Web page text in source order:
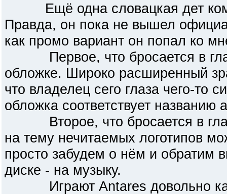
Ещё одна словацкая дет
Правда, он пока не вышел
как промо вариант он попал ко
Первое, что бросается в
обложке. Широко расширенный
что владелец сего глаза чего-то
обложка соответствует
Второе, что бросается в
на тему нечитаемых логотипов
просто забудем о нём и обратим
диске - на музыку.
Играют Antares довольно